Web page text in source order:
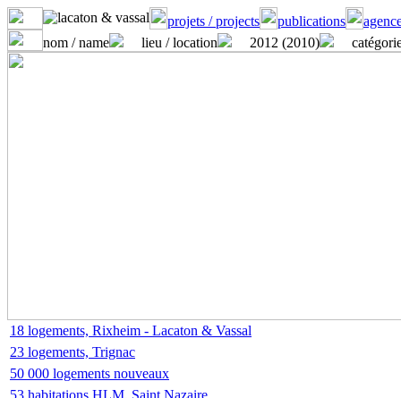
projets / projects publications
nom / name
lieu / location 2012 (2010)
18 logements, Rixheim - Lacaton & Vassal
23 logements, Trignac
50 000 logements nouveaux
53 habitations HLM, Saint Nazaire